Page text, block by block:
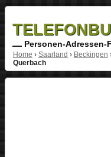
Personen-Adressen-
Home › Saarland › Beckingen
Querbach